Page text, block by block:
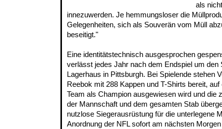
als
innezuwerden. Je hemmungsloser die
Gelegenheiten, sich als Souverän vom Müll
beseitigt."
Eine identitätstechnisch ausgesprochen
verlässt jedes Jahr nach dem Endspiel um den
Lagerhaus in Pittsburgh. Bei Spielende stehen
Reebok mit 288 Kappen und T-Shirts bereit,
Team als Champion ausgewiesen wird und die
der Mannschaft und dem gesamten Stab
nutzlose Siegerausrüstung für die unterlegene
Anordnung der NFL sofort am nächsten